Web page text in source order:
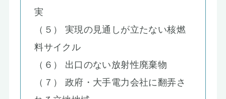
実
（５） 実現の見通しが立たない核燃
料サイクル
（６） 出口のない放射性廃棄物
（７） 政府・大手電力会社に翻弄さ